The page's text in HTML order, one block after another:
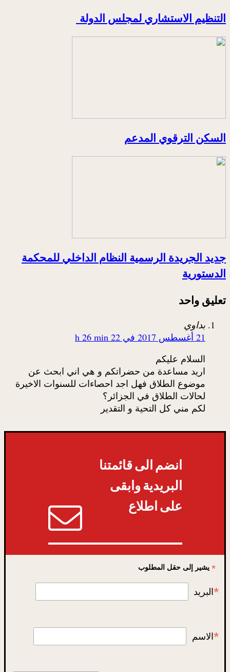
التنظيم الاستشاري لمجلس الدولة
السكن الترقوي المدعم
جديد الجريدة الرسمية النظام الداخلي للمحكمة
الدستورية
تعليق واحد
بداوي
21 أغسطس 2017 في 22 h 26 min
السلام عليكم
اريد مساعدة من حضراتكم و هي اني ابحث عن
موضوع الطلاق فهل اجد احصاءات للسنوات الاخيرة
لحالات الطلاق في الجزائر؟
لكم مني كل التحية و التقدير
انضم الى قائمتنا
البريدية وابقى
على اطلاع
*يشير إلى حقل المطلوب
* البريد
*الاسم